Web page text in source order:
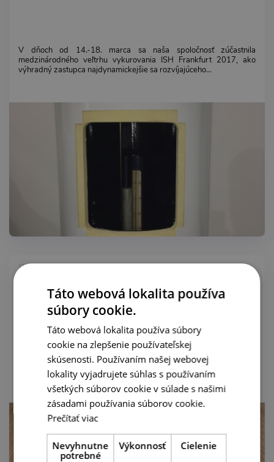
V dňoch od 14.-18. marca sa naša spoločnosť zúčastnila
medzinárodného veľtrhu vykurovania ISH Frankfurt 2017, ako
výhradný zastupca najdynamickejšie sa rozvíjajúceho...
12.11.2020
Výstava MCE 2018 Miláno - TESY
V dňoch od 13.03.-16.03. 2018 sa naša spoločnosť zúčastnila
najväčšej tohoročnej medzinárodnej výstavy MOSTRA
CONVEGNO EXPOCOMFORT 2018 v Miláne. Boli sme prítomný
Táto webová lokalita používa
súbory cookie.
Táto webová lokalita používa súbory
cookie na zlepšenie používateľskej
skúsenosti. Používaním našej webovej
lokality vyjadrujete súhlas s používaním
všetkých súborov cookie v súlade s našimi
zásadami používania súborov cookie.
Prečítať viac
Nevyhnutne
potrebné
Výkonnosť Cielenie